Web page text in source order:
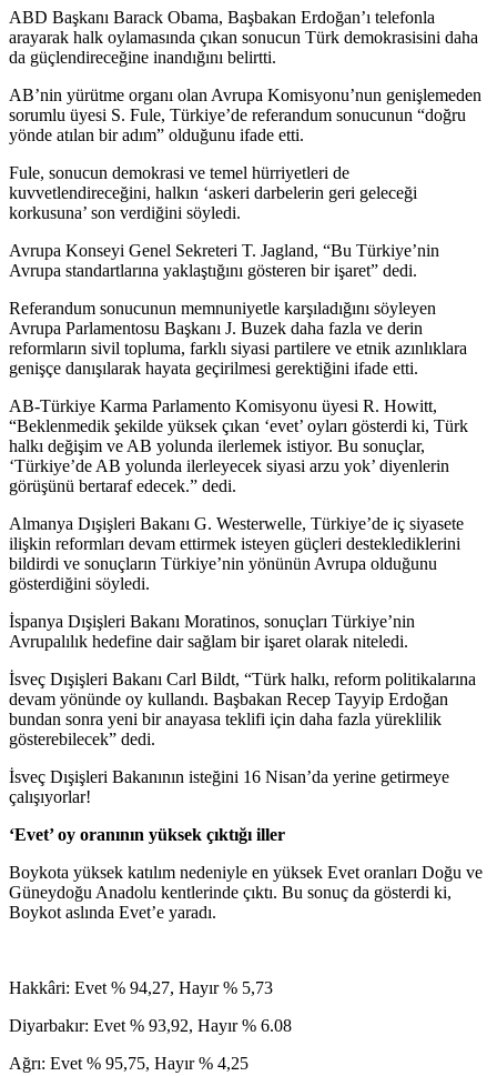
ABD Başkanı Barack Obama, Başbakan Erdoğan’ı telefonla
arayarak halk oylamasında çıkan sonucun Türk demokrasisini daha
da güçlendireceğine inandığını belirtti.
AB’nin yürütme organı olan Avrupa Komisyonu’nun genişlemeden
sorumlu üyesi S. Fule, Türkiye’de referandum sonucunun “doğru
yönde atılan bir adım” olduğunu ifade etti.
Fule, sonucun demokrasi ve temel hürriyetleri de
kuvvetlendireceğini, halkın ‘askeri darbelerin geri geleceği
korkusuna’ son verdiğini söyledi.
Avrupa Konseyi Genel Sekreteri T. Jagland, “Bu Türkiye’nin
Avrupa standartlarına yaklaştığını gösteren bir işaret” dedi.
Referandum sonucunun memnuniyetle karşıladığını söyleyen
Avrupa Parlamentosu Başkanı J. Buzek daha fazla ve derin
reformların sivil topluma, farklı siyasi partilere ve etnik azınlıklara
genişçe danışılarak hayata geçirilmesi gerektiğini ifade etti.
AB-Türkiye Karma Parlamento Komisyonu üyesi R. Howitt,
“Beklenmedik şekilde yüksek çıkan ‘evet’ oyları gösterdi ki, Türk
halkı değişim ve AB yolunda ilerlemek istiyor. Bu sonuçlar,
‘Türkiye’de AB yolunda ilerleyecek siyasi arzu yok’ diyenlerin
görüşünü bertaraf edecek.” dedi.
Almanya Dışişleri Bakanı G. Westerwelle, Türkiye’de iç siyasete
ilişkin reformları devam ettirmek isteyen güçleri desteklediklerini
bildirdi ve sonuçların Türkiye’nin yönünün Avrupa olduğunu
gösterdiğini söyledi.
İspanya Dışişleri Bakanı Moratinos, sonuçları Türkiye’nin
Avrupalılık hedefine dair sağlam bir işaret olarak niteledi.
İsveç Dışişleri Bakanı Carl Bildt, “Türk halkı, reform politikalarına
devam yönünde oy kullandı. Başbakan Recep Tayyip Erdoğan
bundan sonra yeni bir anayasa teklifi için daha fazla yüreklilik
gösterebilecek” dedi.
İsveç Dışişleri Bakanının isteğini 16 Nisan’da yerine getirmeye
çalışıyorlar!
‘Evet’ oy oranının yüksek çıktığı iller
Boykota yüksek katılım nedeniyle en yüksek Evet oranları Doğu ve
Güneydoğu Anadolu kentlerinde çıktı. Bu sonuç da gösterdi ki,
Boykot aslında Evet’e yaradı.
Hakkâri: Evet % 94,27, Hayır % 5,73
Diyarbakır: Evet % 93,92, Hayır % 6.08
Ağrı: Evet % 95,75, Hayır % 4,25